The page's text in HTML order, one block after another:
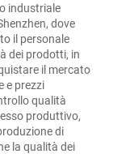
industriale
dove
il personale
dei prodotti, in
il mercato
e prezzi
qualità
produttivo,
di
la qualità dei